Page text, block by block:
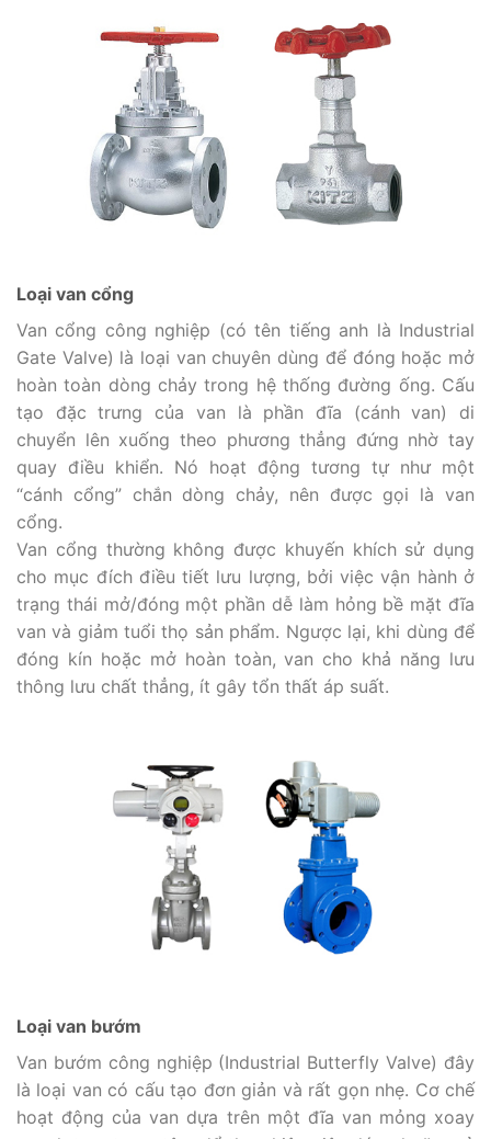
Loại van cổng
Van cổng công nghiệp (có tên tiếng anh là Industrial
Gate Valve) là loại van chuyên dùng để đóng hoặc mở
hoàn toàn dòng chảy trong hệ thống đường ống. Cấu
tạo đặc trưng của van là phần đĩa (cánh van) di
chuyển lên xuống theo phương thẳng đứng nhờ tay
quay điều khiển. Nó hoạt động tương tự như một
“cánh cổng” chắn dòng chảy, nên được gọi là van
cổng.
Van cổng thường không được khuyến khích sử dụng
cho mục đích điều tiết lưu lượng, bởi việc vận hành ở
trạng thái mở/đóng một phần dễ làm hỏng bề mặt đĩa
van và giảm tuổi thọ sản phẩm. Ngược lại, khi dùng để
đóng kín hoặc mở hoàn toàn, van cho khả năng lưu
thông lưu chất thẳng, ít gây tổn thất áp suất.
Loại van bướm
Van bướm công nghiệp (Industrial Butterfly Valve) đây
là loại van có cấu tạo đơn giản và rất gọn nhẹ. Cơ chế
hoạt động của van dựa trên một đĩa van mỏng xoay